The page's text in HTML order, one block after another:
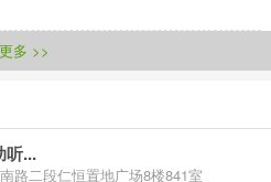
更多 >>
听...
路二段仁恒置地广场8楼841室